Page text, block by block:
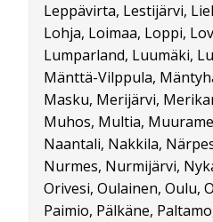
Leppävirta, Lestijärvi,
Lohja, Loimaa, Loppi,
Lumparland, Luumäki,
Mänttä-Vilppula,
Masku, Merijärvi,
Muhos, Multia,
Naantali, Nakkila,
Nurmes, Nurmijärvi,
Orivesi, Oulainen, Oulu,
Paimio, Pälkäne,